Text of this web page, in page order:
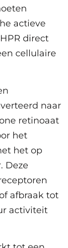
actieve
direct
cellulaire
naar
retinoaat
het
het op
Deze
afbraak tot
activiteit